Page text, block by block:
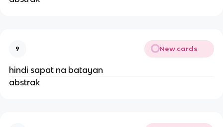
9 New cards
hindi sapat na batayan
abstrak